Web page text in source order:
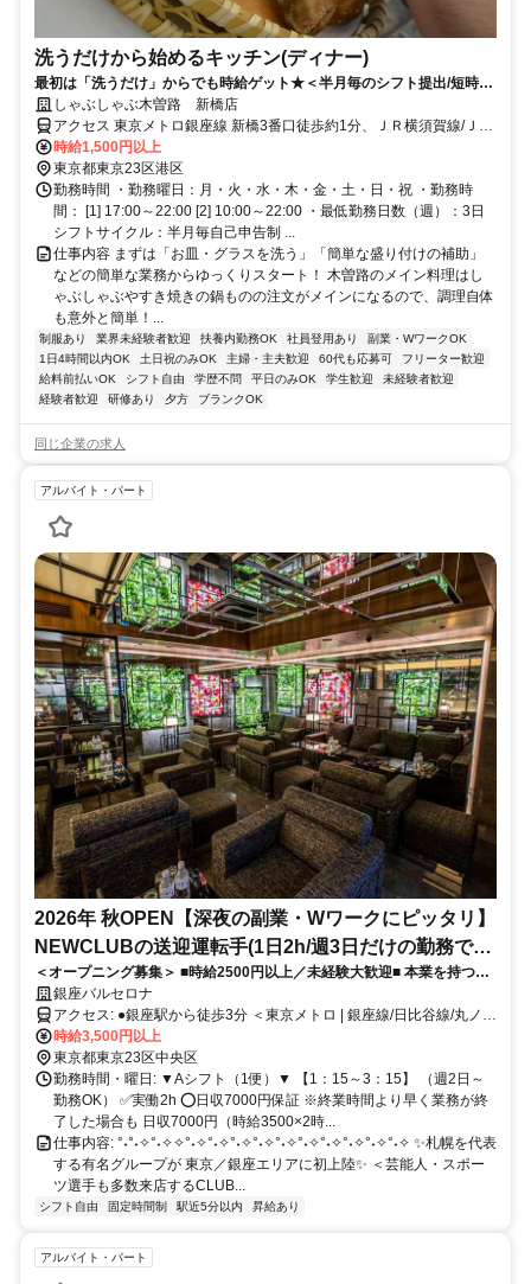
洗うだけから始めるキッチン(ディナー)
最初は「洗うだけ」からでも時給ゲット★＜半月毎のシフト提出/短時間
3h～/週3日～＞
しゃぶしゃぶ木曽路 新橋店
アクセス 東京メトロ銀座線 新橋3番口徒歩約1分、ＪＲ横須賀線/ＪＲ
総武本線 新橋銀座口徒歩約2分、ＪＲ山手線 新橋銀座口徒歩約2分 小
竹向原駅～徒歩8分
時給1,500円以上
東京都東京23区港区
勤務時間 ・勤務曜日：月・火・水・木・金・土・日・祝 ・勤務時
間： [1] 17:00～22:00 [2] 10:00～22:00 ・最低勤務日数（週）：3日
シフトサイクル：半月毎自己申告制 ...
仕事内容 まずは「お皿・グラスを洗う」「簡単な盛り付けの補助」
などの簡単な業務からゆっくりスタート！ 木曽路のメイン料理はし
ゃぶしゃぶやすき焼きの鍋ものの注文がメインになるので、調理自体
も意外と簡単！...
制服あり 業界未経験者歓迎 扶養内勤務OK 社員登用あり
副業・WワークOK
1日4時間以内OK
土日祝のみOK 主婦・主夫歓迎 60代も応募可
フリーター歓迎
給料前払いOK
シフト自由 学歴不問 平日のみOK 学生歓迎
未経験者歓迎
経験者歓迎
研修あり 夕方 ブランクOK
同じ企業の求人
アルバイト・パート
2026年 秋OPEN【深夜の副業・Wワークにピッタリ】
NEWCLUBの送迎運転手(1日2h/週3日だけの勤務で月
収9万8000円以上)
＜オープニング募集＞ ■時給2500円以上／未経験大歓迎■ 本業を持つ会
社員の方が、夜のスキマ時間を活かして多数活躍されている職場です
（20代～50代）【直帰OK】
銀座バルセロナ
アクセス: ●銀座駅から徒歩3分 ＜東京メトロ | 銀座線/日比谷線/丸ノ内
線＞ ---------- ●銀座一丁目駅から徒歩3分 ＜東京メトロ | 有楽町線＞ --
-------- ●東銀座駅から徒歩3分 ＜東京メトロ | 日比谷線＞ ＜私鉄 | 都営
浅草線＞ ---------- ●有楽町駅から徒歩5分 ＜JR | 山手線/京浜東北線＞
＜東京メトロ | 有楽町線＞ ---------- ●日比谷駅から徒歩6分 ＜東京メト
ロ | 日比谷線／千代田線／都営三田線＞ ---------- ●新橋駅から徒歩8分
＜JR | 山手線/京浜東北線/横須賀線＞ ＜地下鉄 | 都営浅草線＞ ＜私鉄
| ゆりかもめ＞ ----------
時給3,500円以上
東京都東京23区中央区
勤務時間・曜日: ▼Aシフト（1便）▼ 【1：15～3：15】 （週2日～
勤務OK） ✅実働2h ⭕日収7000円保証 ※終業時間より早く業務が終
了した場合も 日収7000円（時給3500×2時...
仕事内容: °˖°˖✧°˖✧✧°˖✧°˖✧°˖✧°˖✧°˖✧°˖✧°˖✧°˖✧°˖✧°˖✧ ✨札幌を代表
する有名グループが 東京／銀座エリアに初上陸✨ ＜芸能人・スポー
ツ選手も多数来店するCLUB...
シフト自由 固定時間制 駅近5分以内 昇給あり
アルバイト・パート